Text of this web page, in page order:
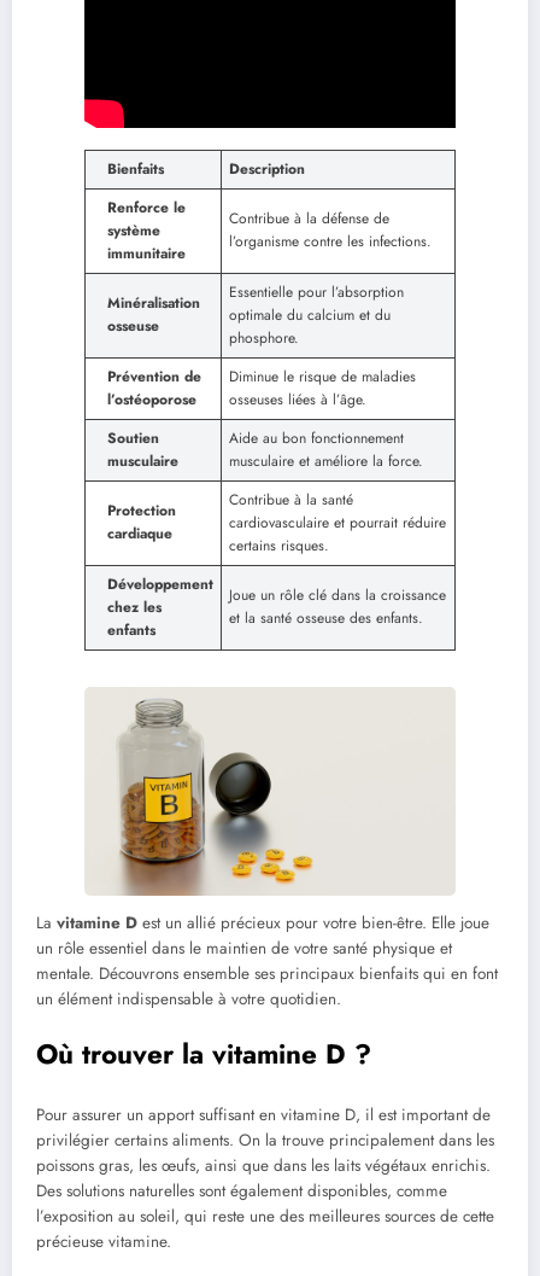
Bienfaits
Description
Renforce le
système
immunitaire
Contribue à la défense de
l’organisme contre les infections.
Minéralisation
osseuse
Essentielle pour l’absorption
optimale du calcium et du
phosphore.
Prévention de
l’ostéoporose
Diminue le risque de maladies
osseuses liées à l’âge.
Soutien
musculaire
Aide au bon fonctionnement
musculaire et améliore la force.
Protection
cardiaque
Contribue à la santé
cardiovasculaire et pourrait réduire
certains risques.
Développement
chez les
enfants
Joue un rôle clé dans la croissance
et la santé osseuse des enfants.
La vitamine D est un allié précieux pour votre bien-être. Elle joue
un rôle essentiel dans le maintien de votre santé physique et
mentale. Découvrons ensemble ses principaux bienfaits qui en font
un élément indispensable à votre quotidien.
Où trouver la vitamine D ?
Pour assurer un apport suffisant en vitamine D, il est important de
privilégier certains aliments. On la trouve principalement dans les
poissons gras, les œufs, ainsi que dans les laits végétaux enrichis.
Des solutions naturelles sont également disponibles, comme
l’exposition au soleil, qui reste une des meilleures sources de cette
précieuse vitamine.